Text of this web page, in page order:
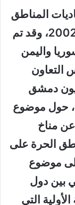
المناطق
الحرة للفترة 29 – 31/ آيار/2002، وقد تم
واليمن
دمشق
، حول موضوع
مناخ
الحرة على
موضوع
بين دول
التي